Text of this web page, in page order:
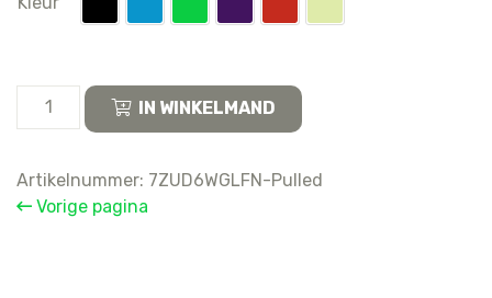
Samsung
Galaxy
Ultra
Display
IN WINKELMAND
Artikelnummer: 7ZUD6WGLFN-Pulled
Vorige pagina